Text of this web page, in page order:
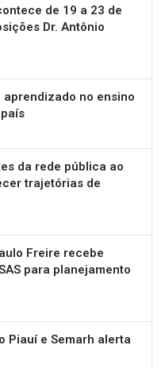
de 19 a 23 de
Dr. Antônio
no ensino
da rede pública ao
trajetórias de
Freire recebe
para planejamento
Piauí e Semarh alerta